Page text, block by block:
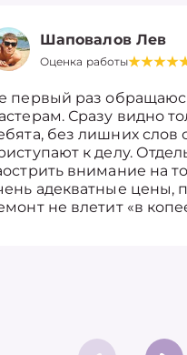
Шаповалов Лев
Оценка работы
первый раз
Сразу видно
без лишних слов
к делу.
внимание на
адекватные цены,
не влетит «в